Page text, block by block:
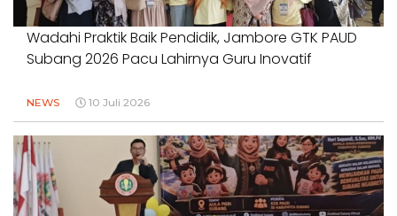
Wadahi Praktik Baik Pendidik, Jambore GTK PAUD
Subang 2026 Pacu Lahirnya Guru Inovatif
NEWS 10 Juli 2026